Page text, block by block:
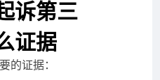
第三
证据
证据：